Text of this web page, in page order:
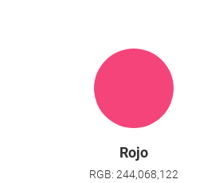
Rojo
RGB: 244,068,122